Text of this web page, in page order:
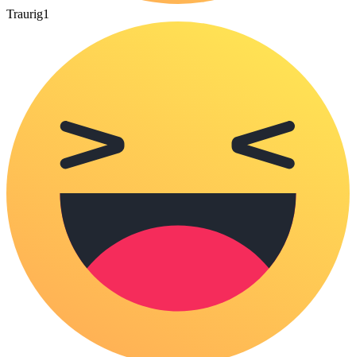
Traurig1